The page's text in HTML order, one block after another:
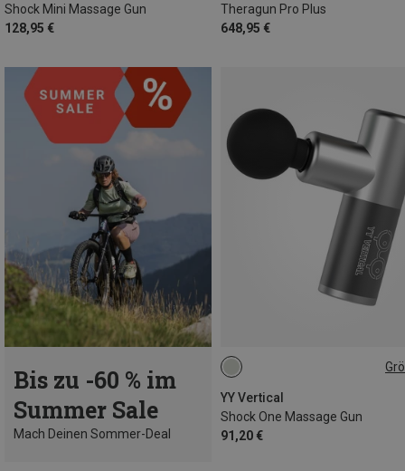
Shock Mini Massage Gun
128,95 €
Theragun Pro Plus
648,95 €
Bis zu -60 % im
Summer Sale
Mach Deinen Sommer-Deal
YY Vertical
Shock One Massage Gun
91,20 €
ONE SIZE